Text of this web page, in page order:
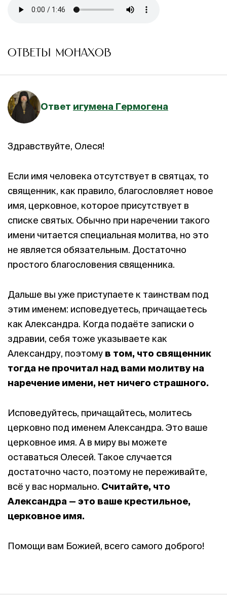
ОТВЕТЫ МОНАХОВ
Ответ игумена Гермогена
Здравствуйте, Олеся!
Если имя человека отсутствует в святцах, то
священник, как правило, благословляет новое
имя, церковное, которое присутствует в
списке святых. Обычно при наречении такого
имени читается специальная молитва, но это
не является обязательным. Достаточно
простого благословения священника.
Дальше вы уже приступаете к таинствам под
этим именем: исповедуетесь, причащаетесь
как Александра. Когда подаёте записки о
здравии, себя тоже указываете как
Александру, поэтому в том, что священник
тогда не прочитал над вами молитву на
наречение имени, нет ничего страшного.
Исповедуйтесь, причащайтесь, молитесь
церковно под именем Александра. Это ваше
церковное имя. А в миру вы можете
оставаться Олесей. Такое случается
достаточно часто, поэтому не переживайте,
всё у вас нормально. Считайте, что
Александра — это ваше крестильное,
церковное имя.
Помощи вам Божией, всего самого доброго!